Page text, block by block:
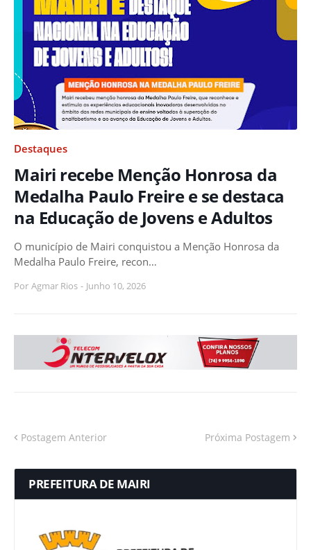
Destaques
Mairi recebe Menção Honrosa da
Medalha Paulo Freire e se destaca
na Educação de Jovens e Adultos
O município de Mairi conquistou a Menção Honrosa da
Medalha Paulo Freire, recon…
Por Agmar Rios - Junho 10, 2026
Postagem Anterior Próxima Postagem
PREFEITURA DE MAIRI